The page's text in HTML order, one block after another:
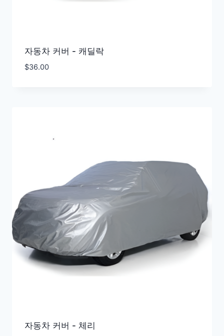
자동차 커버 - 캐딜락
$36.00
자동차 커버 - 체리